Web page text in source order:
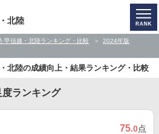
北陸
甲信越・北陸ランキング・比較
2024年版
北陸の成績向上・結果ランキング・比較
ランキング
75.0点